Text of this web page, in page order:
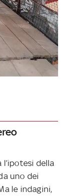
della
uno dei
le indagini,